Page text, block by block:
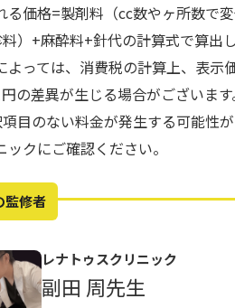
る価格=製剤料（cc数やヶ所数で
）+麻酔料+針代の計算式で算出
っては、消費税の計算上、表示
の差異が生じる場合がございます
目のない料金が発生する可能性
クにご確認ください。
監修者
レナトゥスクリニック
副田 周先生